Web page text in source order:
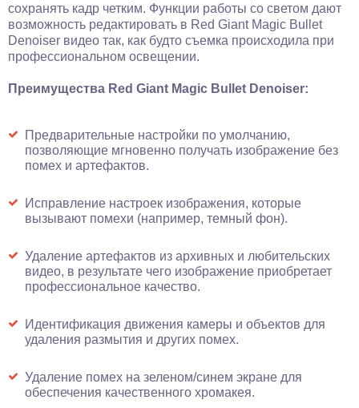
сохранять кадр четким. Функции работы со светом дают
возможность редактировать в Red Giant Magic Bullet
Denoiser видео так, как будто съемка происходила при
профессиональном освещении.
Преимущества Red Giant Magic Bullet Denoiser:
Предварительные настройки по умолчанию,
позволяющие мгновенно получать изображение без
помех и артефактов.
Исправление настроек изображения, которые
вызывают помехи (например, темный фон).
Удаление артефактов из архивных и любительских
видео, в результате чего изображение приобретает
профессиональное качество.
Идентификация движения камеры и объектов для
удаления размытия и других помех.
Удаление помех на зеленом/синем экране для
обеспечения качественного хромакея.